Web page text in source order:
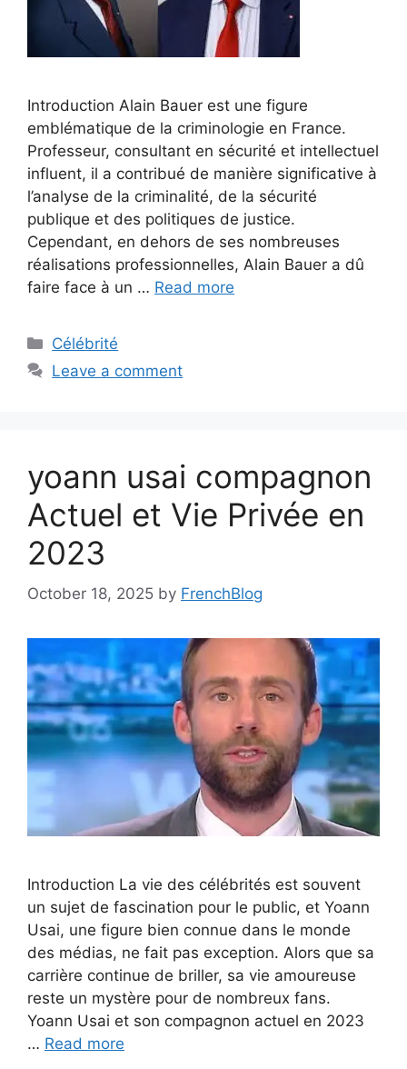
Introduction Alain Bauer est une figure
emblématique de la criminologie en France.
Professeur, consultant en sécurité et intellectuel
influent, il a contribué de manière significative à
l’analyse de la criminalité, de la sécurité
publique et des politiques de justice.
Cependant, en dehors de ses nombreuses
réalisations professionnelles, Alain Bauer a dû
faire face à un … Read more
Categories
Célébrité
Leave a comment
yoann usai compagnon
Actuel et Vie Privée en
2023
October 18, 2025 by FrenchBlog
Introduction La vie des célébrités est souvent
un sujet de fascination pour le public, et Yoann
Usai, une figure bien connue dans le monde
des médias, ne fait pas exception. Alors que sa
carrière continue de briller, sa vie amoureuse
reste un mystère pour de nombreux fans.
Yoann Usai et son compagnon actuel en 2023
… Read more